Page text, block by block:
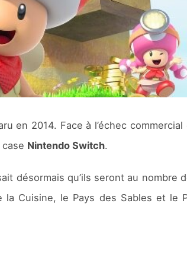
en 2014. Face à l’échec
Nintendo Switch.
désormais qu’ils seront au nombre
Cuisine, le Pays des Sables et le